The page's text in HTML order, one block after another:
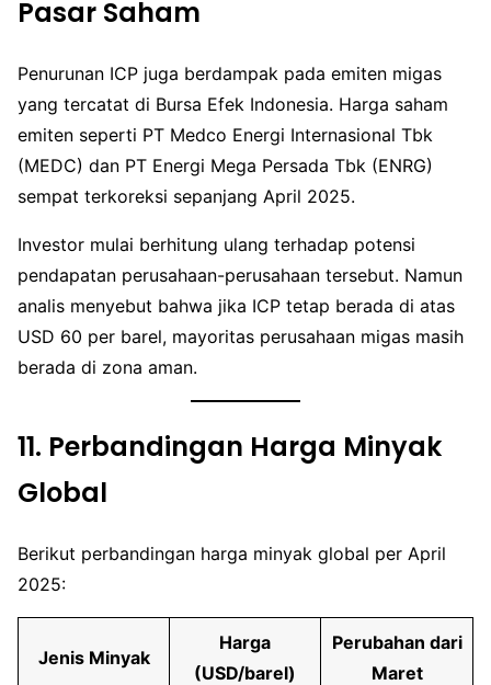
Pasar Saham
Penurunan ICP juga berdampak pada emiten migas
yang tercatat di Bursa Efek Indonesia. Harga saham
emiten seperti PT Medco Energi Internasional Tbk
(MEDC) dan PT Energi Mega Persada Tbk (ENRG)
sempat terkoreksi sepanjang April 2025.
Investor mulai berhitung ulang terhadap potensi
pendapatan perusahaan-perusahaan tersebut. Namun
analis menyebut bahwa jika ICP tetap berada di atas
USD 60 per barel, mayoritas perusahaan migas masih
berada di zona aman.
11. Perbandingan Harga Minyak
Global
Berikut perbandingan harga minyak global per April
2025:
Jenis Minyak
Harga
(USD/barel)
Perubahan dari
Maret